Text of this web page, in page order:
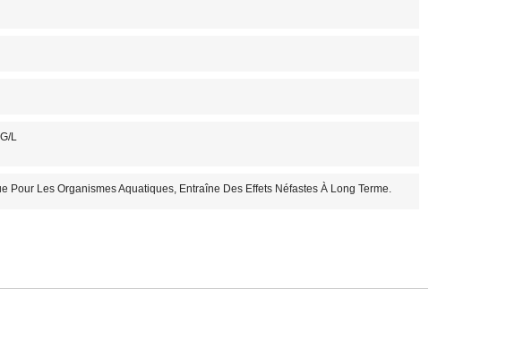
G/l
Pour Les Organismes Aquatiques, Entraîne Des Effets Néfastes À Long Terme.